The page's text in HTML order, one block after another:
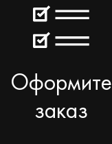
Оформите
заказ